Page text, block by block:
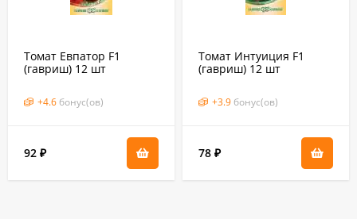
Томат Евпатор F1
(гавриш) 12 шт
+4.6 бонус(ов)
92 ₽
Томат Интуиция F1
(гавриш) 12 шт
+3.9 бонус(ов)
78 ₽